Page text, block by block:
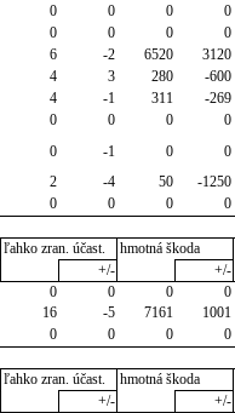
0 0 0 0
0 0 0 0
6 -2 6520 3120
4 3 280 -600
4 -1 311 -269
0 0 0 0
0 -1 0 0
2 -4 50 -1250
0 0 0 0
ľahko zran. účast. hmotná škoda
+/- +/-
0 0 0 0
16 -5 7161 1001
0 0 0 0
ľahko zran. účast. hmotná škoda
+/- +/-